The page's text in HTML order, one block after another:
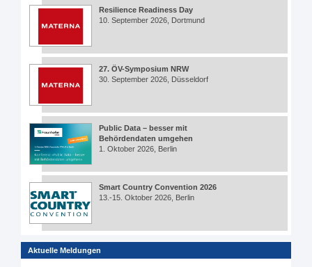
Resilience Readiness Day
10. September 2026, Dortmund
27. ÖV-Symposium NRW
30. September 2026, Düsseldorf
Public Data – besser mit
Behördendaten umgehen
1. Oktober 2026, Berlin
Smart Country Convention 2026
13.-15. Oktober 2026, Berlin
Aktuelle Meldungen